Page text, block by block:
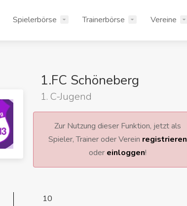
Spielerbörse Trainerbörse Vereine
1.FC Schöneberg
1. C-Jugend
Zur Nutzung dieser Funktion, jetzt als
Spieler, Trainer oder Verein registrieren
oder einloggen!
10